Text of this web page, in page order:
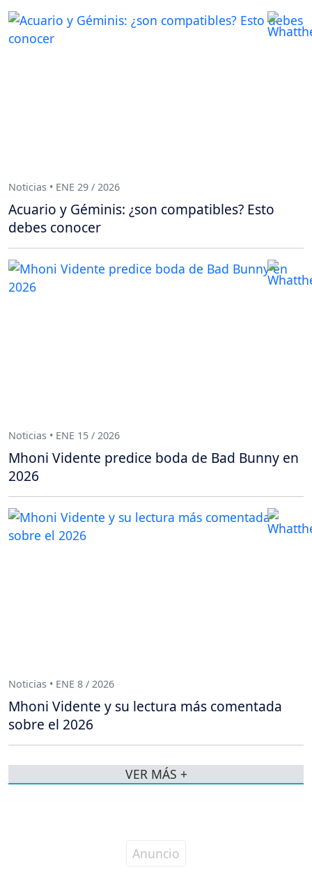
Noticias • ENE 29 / 2026
Acuario y Géminis: ¿son compatibles? Esto
debes conocer
Noticias • ENE 15 / 2026
Mhoni Vidente predice boda de Bad Bunny en
2026
Noticias • ENE 8 / 2026
Mhoni Vidente y su lectura más comentada
sobre el 2026
VER MÁS +